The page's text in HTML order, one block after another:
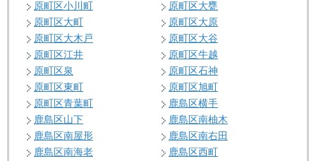
原町区小川町
原町区大甕
原町区大町
原町区大原
原町区大木戸
原町区大谷
原町区江井
原町区牛越
原町区泉
原町区石神
原町区東町
原町区旭町
原町区青葉町
鹿島区横手
鹿島区山下
鹿島区南柚木
鹿島区南屋形
鹿島区南右田
鹿島区南海老
鹿島区西町